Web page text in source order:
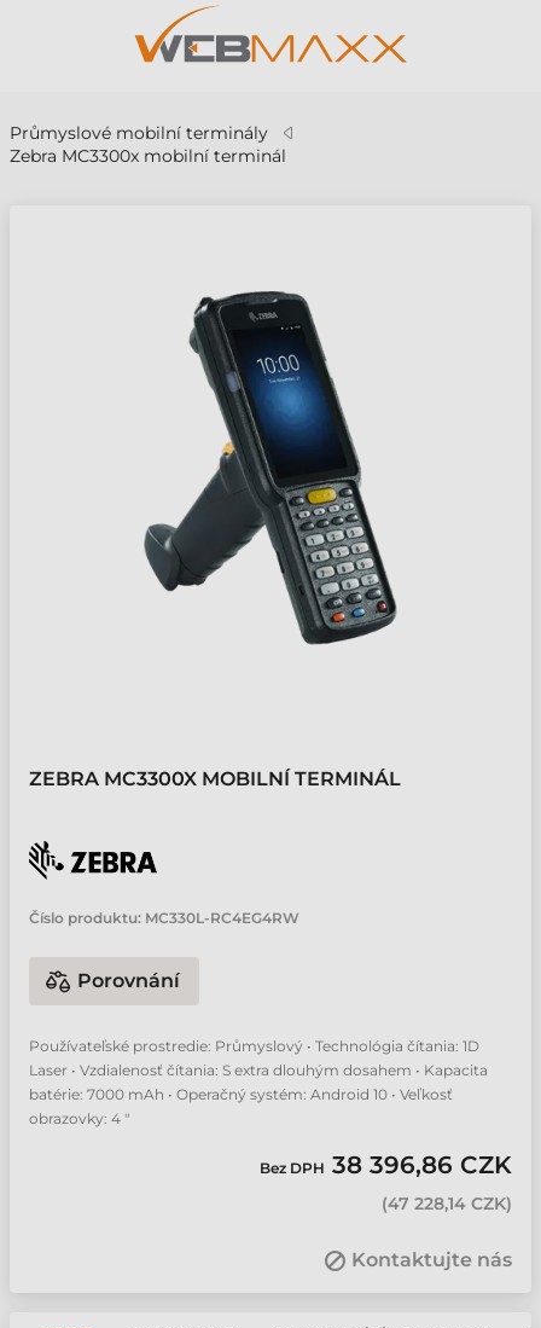
Průmyslové mobilní terminály
Zebra MC3300x mobilní terminál
ZEBRA MC3300X MOBILNÍ TERMINÁL
Číslo produktu: MC330L-RC4EG4RW
Porovnání
Používateľské prostredie: Průmyslový • Technológia čítania: 1D
Laser • Vzdialenosť čítania: S extra dlouhým dosahem • Kapacita
batérie: 7000 mAh • Operačný systém: Android 10 • Veľkosť
obrazovky: 4 "
Bez DPH 38 396,86 CZK
(47 228,14 CZK)
Kontaktujte nás